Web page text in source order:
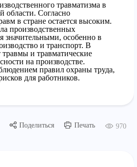
травматизма в
области. Согласно
в стране остается высоким.
производственных
значительными, особенно в
и транспорт. В
травмы и травматические
на производстве.
правил охраны труда,
для работников.
Поделиться Печать 970